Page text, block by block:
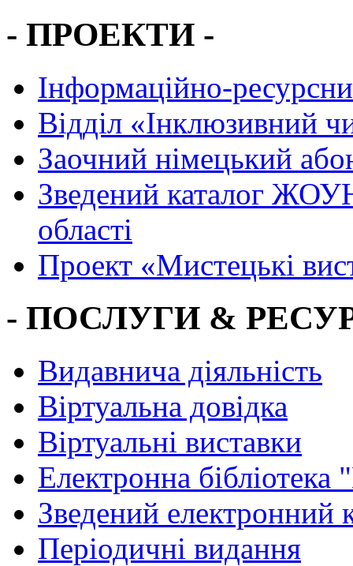
- ПРОЕКТИ -
Інформаційно-
Вiддiл «Інклюзивний
Заочний німецький
Зведений каталог
області
Проект «Мистецькі
- ПОСЛУГИ &
Видавнича діяльність
Віртуальна довідка
Віртуальні виставки
Електронна
Зведений електронний
Періодичні видання